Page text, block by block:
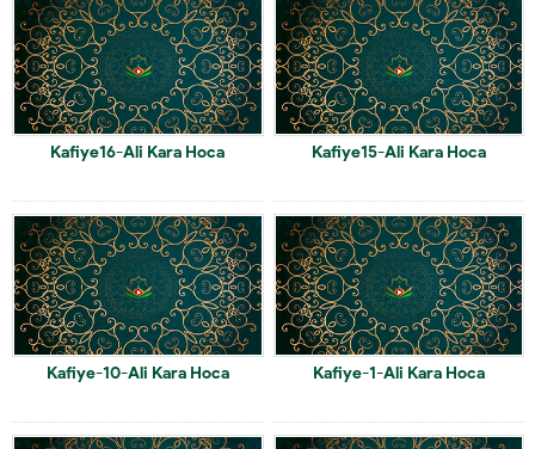
Kafiye16-Ali Kara Hoca Kafiye15-Ali Kara Hoca
Kafiye-10-Ali Kara Hoca Kafiye-1-Ali Kara Hoca